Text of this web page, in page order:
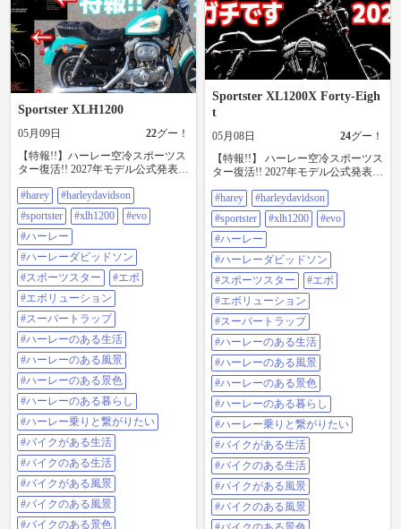
Sportster XLH1200
05月09日 22グー！
【特報!!】ハーレー空冷スポーツス
ター復活!! 2027年モデル公式発表
る空冷スポーツスターが再登場!!私
は歓迎しますがハーレー社はなり
ふり構わずの大ピンチなのでしょ
うか。 最新情報を詳しく動画で解
説してます!! YouTubeチャンネ
ル:Coke Rider MotoFilm #Harey
#HarleyDavidson #sportster #xlh1200
#EVO #ハーレー #ハーレーダビッ
ドソン #スポーツスター #エボ #エ
ボリューション #スーパートラップ
#ハーレーのある生活 #ハーレーの
ある風景 #ハーレーのある景色 #ハ
ーレーのある暮らし #ハーレー乗り
と繋がりたい #バイクがある生活 #
バイクのある生活 #バイクがある風
景 #バイクのある風景 #バイクのあ
る景色 #バイクが好き #バイクが好
きだ #バイク乗りと繋がりたい #バ
イク好きな人と繋がりたい #バイク
好きと繋がりたい #バイクのある暮
らし
#harey
#harleydavidson
#sportster
#xlh1200
#evo
#ハーレー
#ハーレーダビッドソン
#スポーツスター
#エボ
#エボリューション
#スーパートラップ
#ハーレーのある生活
#ハーレーのある風景
#ハーレーのある景色
#ハーレーのある暮らし
#ハーレー乗りと繋がりたい
#バイクがある生活
#バイクのある生活
#バイクがある風景
#バイクのある風景
#バイクのある景色
Sportster XL1200X Forty-Eigh
t
05月08日 24グー！
【特報!!】 ハーレー空冷スポーツス
ター復活!! 2027年モデル公式発表
ターが時代を逆行し再登場!!最新情
報を詳しく解説!! YouTubeチャンネ
ル:Coke Rider MotoFilm #Harey
#HarleyDavidson #sportster #xlh1200
#EVO #ハーレー #ハーレーダビッ
ドソン #スポーツスター #エボ #エ
ボリューション #スーパートラップ
#ハーレーのある生活 #ハーレーの
ある風景 #ハーレーのある景色 #ハ
ーレーのある暮らし #ハーレー乗り
と繋がりたい #バイクがある生活 #
バイクのある生活 #バイクがある風
景 #バイクのある風景 #バイクのあ
る景色 #バイクが好き #バイクが好
きだ #バイク乗りと繋がりたい #バ
イク好きな人と繋がりたい #バイク
好きと繋がりたい #バイクのある暮
らし
#harey
#harleydavidson
#sportster
#xlh1200
#evo
#ハーレー
#ハーレーダビッドソン
#スポーツスター
#エボ
#エボリューション
#スーパートラップ
#ハーレーのある生活
#ハーレーのある風景
#ハーレーのある景色
#ハーレーのある暮らし
#ハーレー乗りと繋がりたい
#バイクがある生活
#バイクのある生活
#バイクがある風景
#バイクのある風景